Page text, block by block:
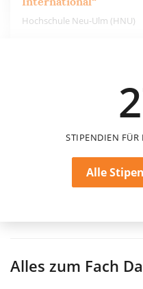
Hochschule Neu-Ulm (HNU)
STIPENDIEN FÜR
Alle
Alles zum Fach